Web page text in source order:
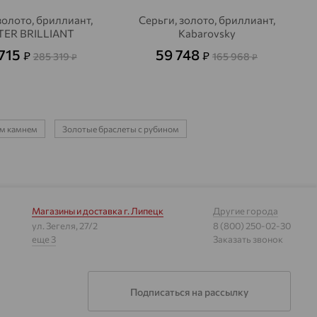
бриллиант,
BRILLIANT
₽ 285 319₽
Серьги, золото, бриллиант,
Kabarovsky
59 748 ₽ 165 968₽
камнем Золотые браслеты с рубином
Магазины и доставка г. Липецк
ул. Зегеля, 27/2
еще 3
Другие города
8 (800) 250-02-30
Заказать звонок
Подписаться на рассылку